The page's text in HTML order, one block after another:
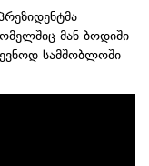
მან ბოდიში
სამშობლოში